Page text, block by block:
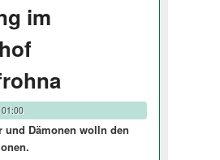
im
und Dämonen wolln den